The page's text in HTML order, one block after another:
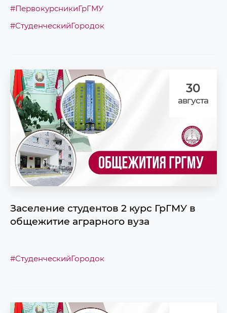
#ПервокурсникиГрГМУ
#СтуденческийГородок
30
августа
Заселение студентов 2 курс ГрГМУ в
общежитие аграрного вуза
#СтуденческийГородок